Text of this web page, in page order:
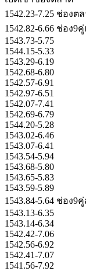
1542.23-7.25 ช่องต
1542.82-6.66 ช่อง9
1543.73-5.75
1544.15-5.33
1543.29-6.19
1542.68-6.80
1542.57-6.91
1542.97-6.51
1542.07-7.41
1542.69-6.79
1544.20-5.28
1543.02-6.46
1543.07-6.41
1543.54-5.94
1543.68-5.80
1543.65-5.83
1543.59-5.89
1543.84-5.64 ช่อง9
1543.13-6.35
1543.14-6.34
1542.42-7.06
1542.56-6.92
1542.41-7.07
1541.56-7.92